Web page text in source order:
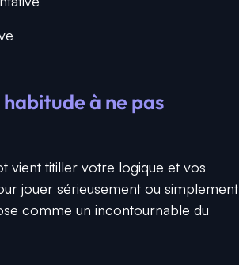
à ne pas
vient titiller votre logique et vos
jouer sérieusement ou simplement
comme un incontournable du